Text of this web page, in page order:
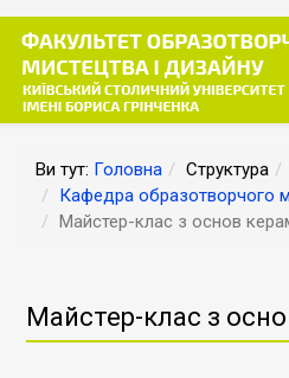
Ви тут: Головна Структура
Кафедра образотворчого
Майстер-клас з основ
Майстер-клас з